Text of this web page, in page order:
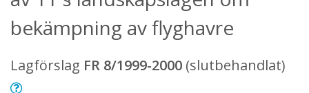
bekämpning av flyghavre
Lagförslag FR 8/1999-2000 (slutbehandlat)